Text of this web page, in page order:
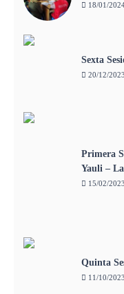
18/01/
Sexta
20/12/2023
Primera
Yauli –
15/02/2023
Quinta
11/10/2023